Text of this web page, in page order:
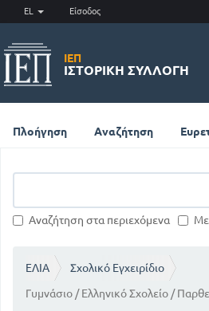
EL Είσοδος
ΙΕΠ
ΙΣΤΟΡΙΚΉ ΣΥΛΛΟΓΉ
Πλοήγηση Αναζήτηση
Αναζήτηση στα περιεχόμενα
ΕΛΙΑ
Σχολικό Εγχειρίδιο
Γυμνάσιο / Ελληνικό Σχολείο /